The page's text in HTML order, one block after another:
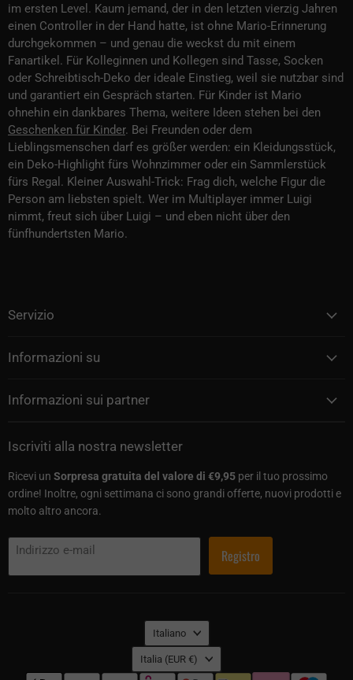
im ersten Level. Kaum jemand, der in den letzten vierzig Jahren
einen Controller in der Hand hatte, ist ohne Mario-Erinnerung
durchgekommen – und genau die weckst du mit einem
Fanartikel. Für Kolleginnen und Kollegen sind Tasse, Socken
oder Schreibtisch-Deko der ideale Einstieg, weil sie nutzbar sind
und garantiert ein Gespräch starten. Für Kinder ist Mario
ohnehin ein dankbares Thema, weitere Ideen stehen bei den
Geschenken für Kinder. Bei Freunden oder dem
Lieblingsmenschen darf es größer werden: ein Kleidungsstück,
ein Deko-Highlight fürs Wohnzimmer oder ein Sammlerstück
fürs Regal. Kleiner Auswahl-Trick: Frag dich, welche Figur die
Person am liebsten spielt. Wer im Multiplayer immer Luigi
nimmt, freut sich über Luigi – und eben nicht über den
fünfhundertsten Mario.
Servizio
Informazioni su
Informazioni sui partner
Iscriviti alla nostra newsletter
Ricevi un Sorpresa gratuita del valore di €9,95 per il tuo prossimo
ordine! Inoltre, ogni settimana ci sono grandi offerte, nuovi prodotti e
molto altro ancora.
Indirizzo e-mail Registro
Lingua
Italiano
Paese
Italia (EUR €)